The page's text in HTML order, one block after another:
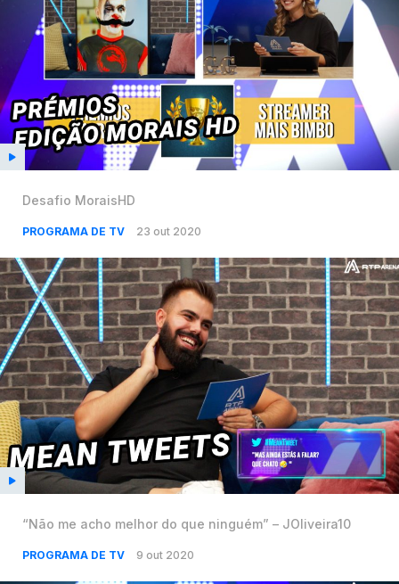
Desafio MoraisHD
PROGRAMA DE TV 23 out 2020
“Não me acho melhor do que ninguém” – JOliveira10
PROGRAMA DE TV 9 out 2020